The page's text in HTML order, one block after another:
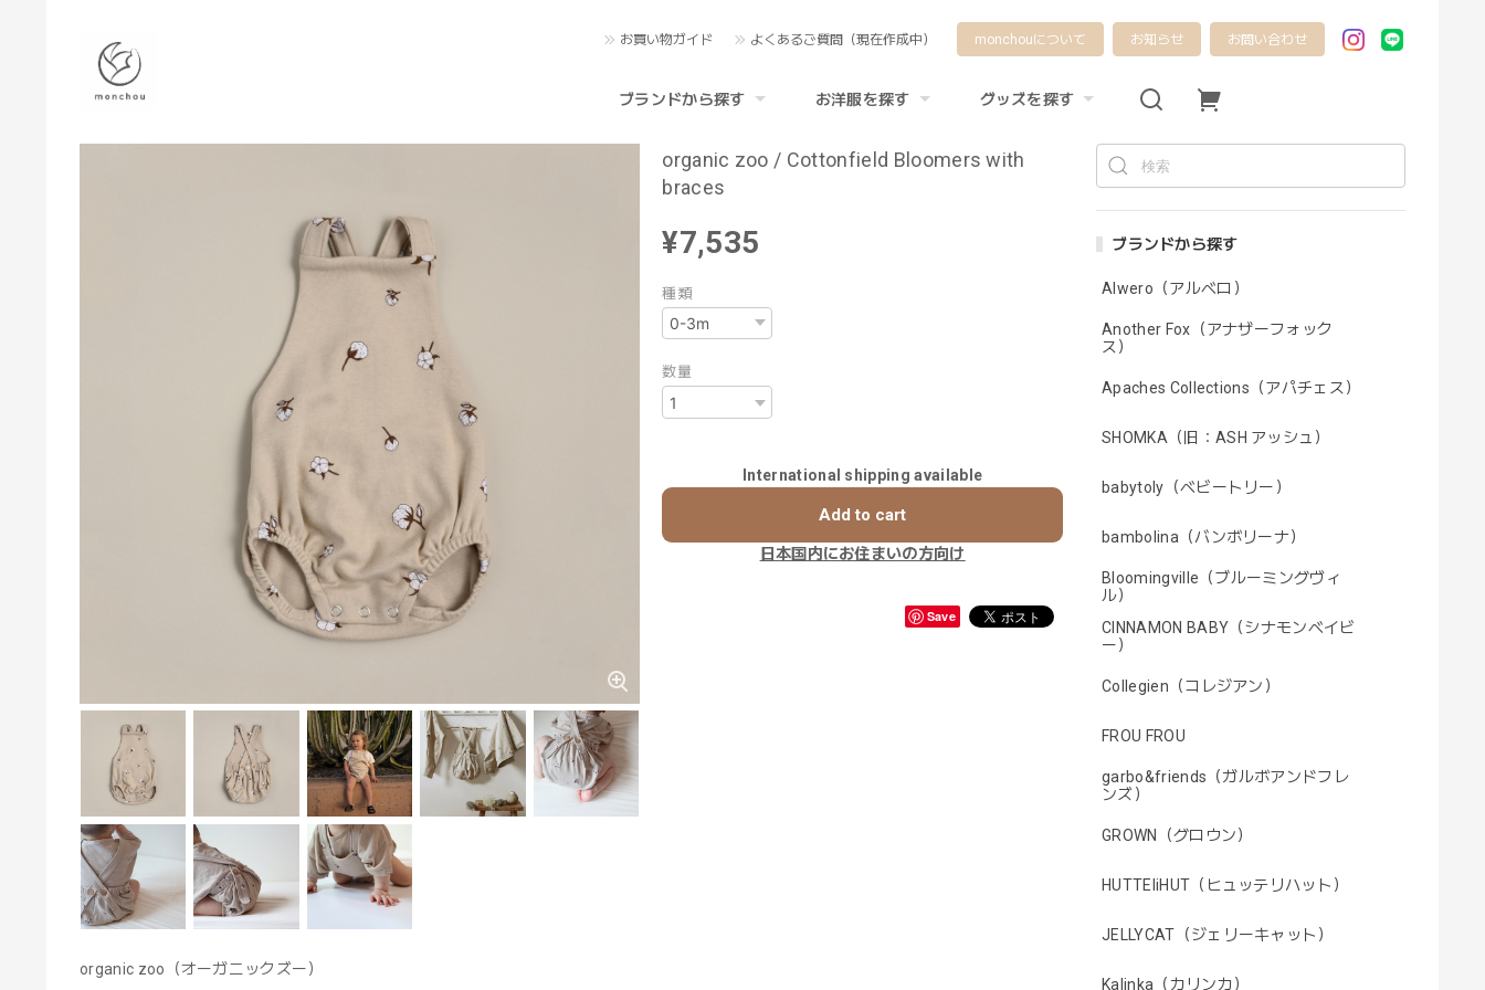
お買い物ガイド よくあるご質問（現在作成中） monchouについて お知らせ お問い合わせ
ブランドから探す お洋服を探す グッズを探す
ブランドから探す
Alwero（アルベロ）
Another Fox（アナザーフォック
ス）
Apaches Collections（アパチェス）
SHOMKA（旧：ASH アッシュ）
babytoly（ベビートリー）
bambolina（バンボリーナ）
Bloomingville（ブルーミングヴィ
ル）
CINNAMON BABY（シナモンベイビ
ー）
Collegien（コレジアン）
FROU FROU
garbo&friends（ガルボアンドフレ
ンズ）
GROWN（グロウン）
HUTTEliHUT（ヒュッテリハット）
JELLYCAT（ジェリーキャット）
Kalinka（カリンカ）
organic zoo / Cottonfield Bloomers with
braces
¥7,535
種類
数量
International shipping available
Add to cart
日本国内にお住まいの方向け
Save
organic zoo（オーガニックズー）